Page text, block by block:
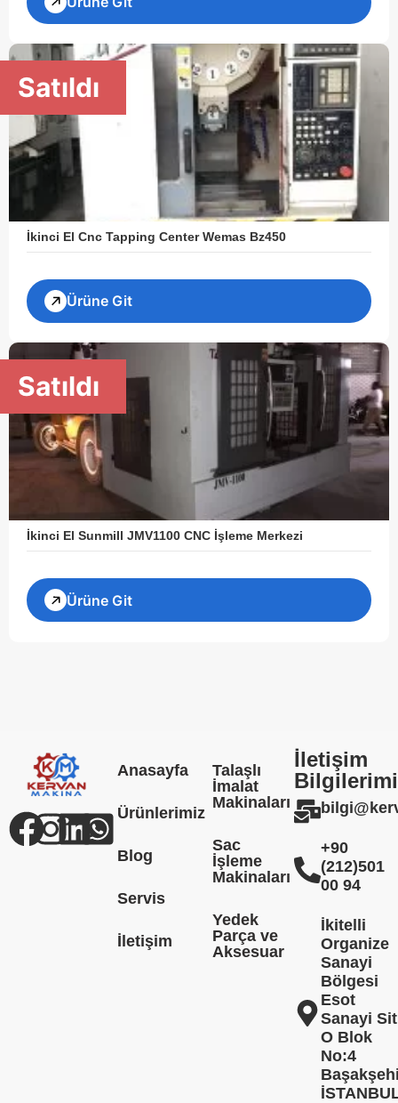
Satıldı
İkinci El Cnc Tapping Center Wemas Bz450
Ürüne Git
Satıldı
İkinci El Sunmill JMV1100 CNC İşleme Merkezi
Ürüne Git
Anasayfa
Ürünlerimiz
Blog
Servis
İletişim
Talaşlı
İmalat
Makinaları
Sac
İşleme
Makinaları
Yedek
Parça ve
Aksesuar
İletişim
+90
(212)501
00 94
İkitelli
Organize
Sanayi
Bölgesi
Esot
Sanayi
O Blok
No:4